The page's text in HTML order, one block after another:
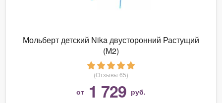
Мольберт детский Nika двусторонний Растущий
(М2)
(Отзывы 65)
от 1 729 руб.